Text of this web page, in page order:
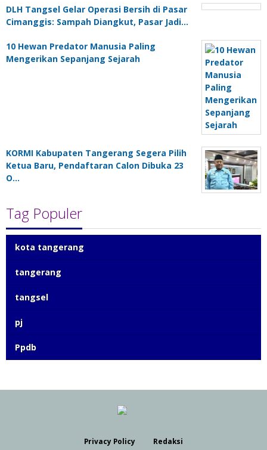
DLH Tangsel Gelar Operasi Bersih di Pasar
Cimanggis: Sampah Diangkut, Pasar Jadi…
10 Hewan Predator Manusia Paling
Mengerikan Sepanjang Sejarah
KORMI Kabupaten Tangerang Segera Pilih
Ketua Baru, Pendaftaran Calon Dibuka 23
O…
Tag Populer
kota tangerang
tangerang
tangsel
pj
Ppdb
Privacy Policy Redaksi